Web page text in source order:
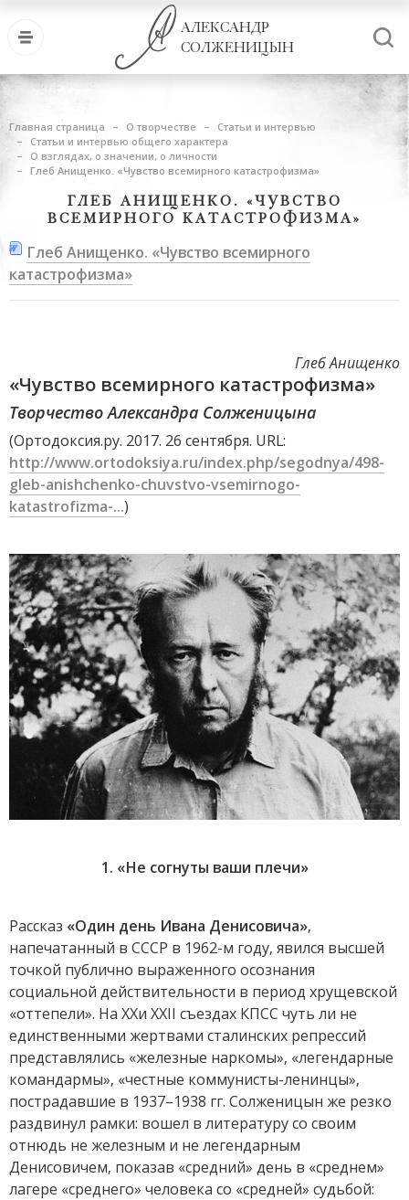
АЛЕКСАНДР
СОЛЖЕНИЦЫН
Главная страница О творчестве
Статьи и интервью
Статьи и интервью общего характера
О взглядах, о значении, о личности
Глеб Анищенко. «Чувство всемирного катастрофизма»
ГЛЕБ АНИЩЕНКО. «ЧУВСТВО
ВСЕМИРНОГО КАТАСТРОФИЗМА»
Глеб Анищенко. «Чувство всемирного
катастрофизма»
Глеб Анищенко
«Чувство всемирного катастрофизма»
Творчество Александра Солженицына
(Ортодоксия.ру. 2017. 26 сентября. URL:
http://www.ortodoksiya.ru/index.php/segodnya/498-
gleb-anishchenko-chuvstvo-vsemirnogo-
katastrofizma-...)
1. «Не согнуты ваши плечи»
Рассказ «Один день Ивана Денисовича»,
напечатанный в СССР в 1962-м году, явился высшей
точкой публично выраженного осознания
социальной действительности в период хрущевской
«оттепели». На XXи XXII съездах КПСС чуть ли не
единственными жертвами сталинских репрессий
представлялись «железные наркомы», «легендарные
командармы», «честные коммунисты-ленинцы»,
пострадавшие в 1937–1938 гг. Солженицын же резко
раздвинул рамки: вошел в литературу со своим
отнюдь не железным и не легендарным
Денисовичем, показав «средний» день в «среднем»
лагере «среднего» человека со «средней» судьбой: